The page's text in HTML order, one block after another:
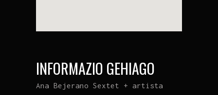
INFORMAZIO GEHIAGO
Ana Bejerano Sextet + artista